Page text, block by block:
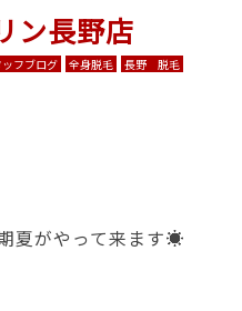
ン長野店
ッフブログ 全身脱毛
長野 脱毛
夏がやって来ます☀️